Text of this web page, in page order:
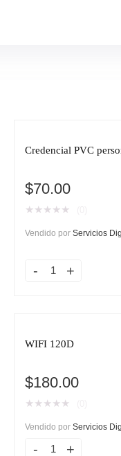
Credencial PVC
$70.00
★ ★ ★ ★ ★
Vendido por Servicios
WIFI 120D
$180.00
★ ★ ★ ★ ★
Vendido por Servicios